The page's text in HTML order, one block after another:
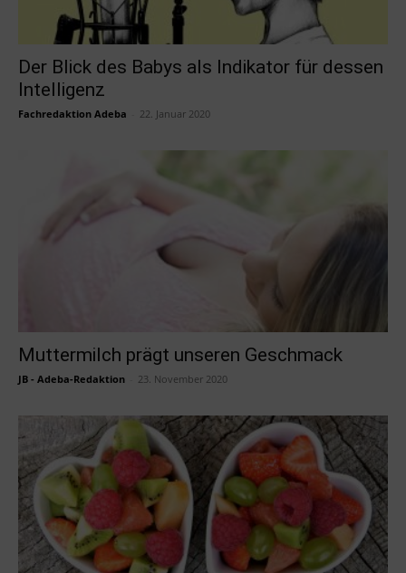
Der Blick des Babys als Indikator für dessen
Intelligenz
Fachredaktion Adeba 22. Januar 2020
Muttermilch prägt unseren Geschmack
JB - Adeba-Redaktion 23. November 2020